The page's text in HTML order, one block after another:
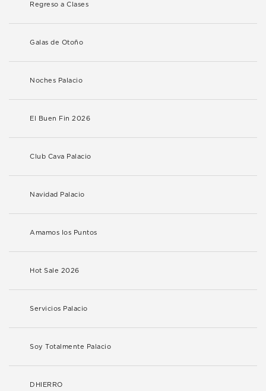
Regreso a Clases
Galas de Otoño
Noches Palacio
El Buen Fin 2026
Club Cava Palacio
Navidad Palacio
Amamos los Puntos
Hot Sale 2026
Servicios Palacio
Soy Totalmente Palacio
DHIERRO